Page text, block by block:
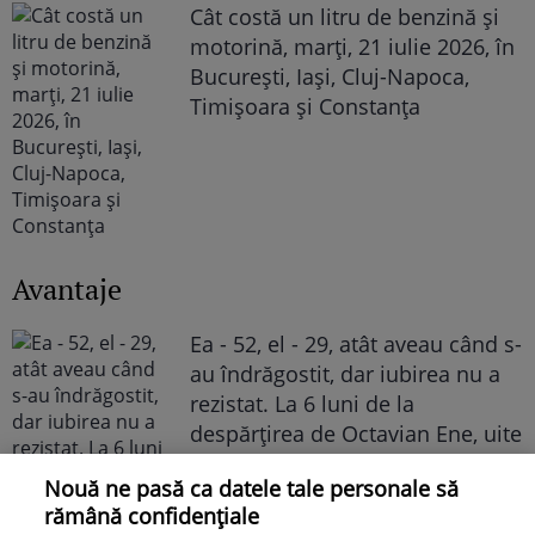
Cât costă un litru de benzină și
motorină, marți, 21 iulie 2026, în
București, Iași, Cluj-Napoca,
Timișoara și Constanța
Avantaje
Ea - 52, el - 29, atât aveau când s-
au îndrăgostit, dar iubirea nu a
rezistat. La 6 luni de la
despărțirea de Octavian Ene, uite
cum a răspuns Daniela Nane la
o întrebare incomodă! ȘAH MAT!
Nouă ne pasă ca datele tale personale să
rămână confidențiale